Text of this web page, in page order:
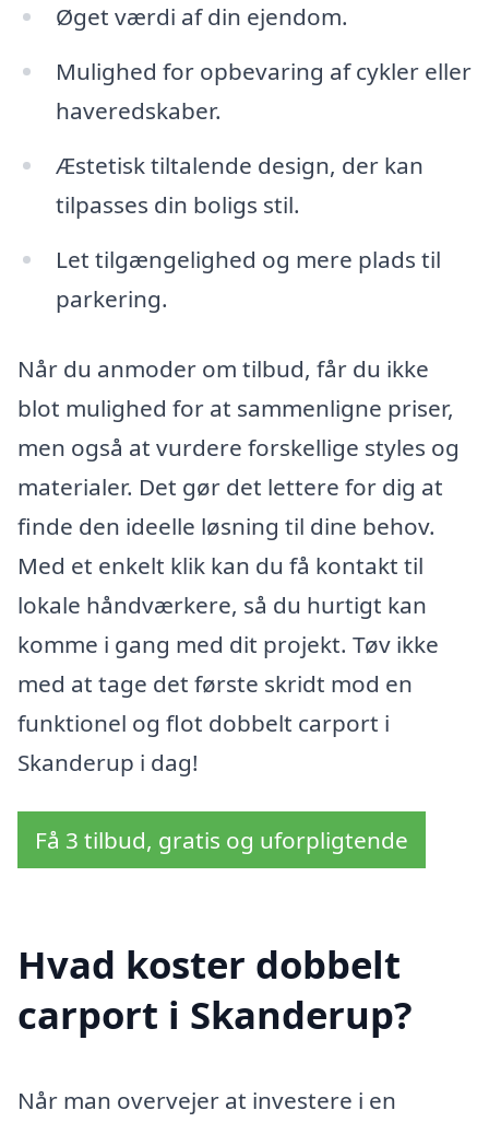
Øget værdi af din ejendom.
Mulighed for opbevaring af cykler eller
haveredskaber.
Æstetisk tiltalende design, der kan
tilpasses din boligs stil.
Let tilgængelighed og mere plads til
parkering.
Når du anmoder om tilbud, får du ikke
blot mulighed for at sammenligne priser,
men også at vurdere forskellige styles og
materialer. Det gør det lettere for dig at
finde den ideelle løsning til dine behov.
Med et enkelt klik kan du få kontakt til
lokale håndværkere, så du hurtigt kan
komme i gang med dit projekt. Tøv ikke
med at tage det første skridt mod en
funktionel og flot dobbelt carport i
Skanderup i dag!
Få 3 tilbud, gratis og uforpligtende
Hvad koster dobbelt
carport i Skanderup?
Når man overvejer at investere i en